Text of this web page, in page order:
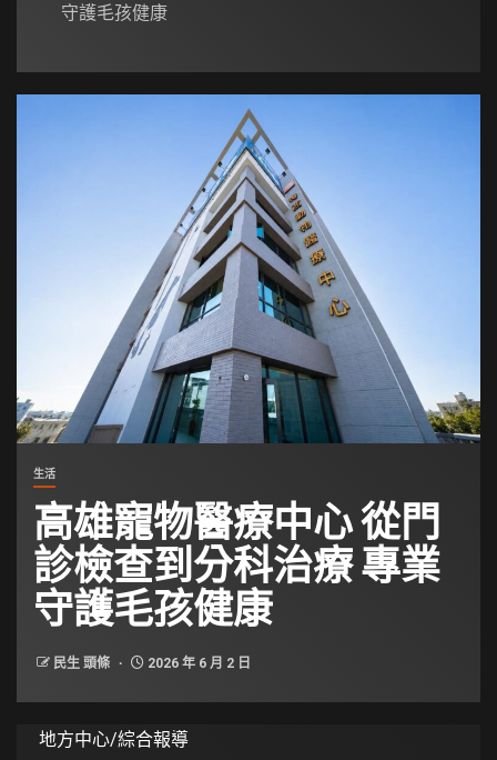
守護毛孩健康
生活
高雄寵物醫療中心 從門
診檢查到分科治療 專業
守護毛孩健康
民生 頭條 2026 年 6 月 2 日
地方中心/綜合報導